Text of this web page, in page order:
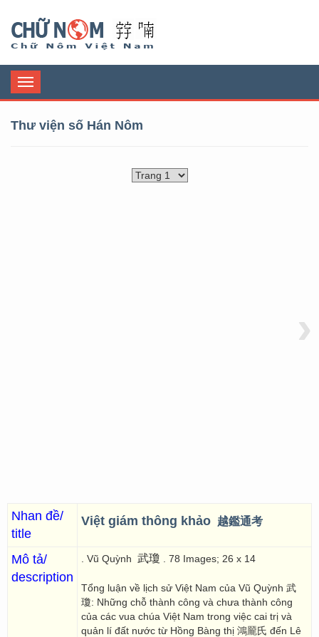
Toggle
navigation
Thư viện số Hán Nôm
›
Nhan đề/
title
Việt giám thông khảo 越鑑通考
Mô tả/
description
. Vũ Quỳnh 武瓊 . 78 Images; 26 x 14
Tổng luận về lịch sử Việt Nam của Vũ Quỳnh 武
瓊: Những chỗ thành công và chưa thành công
của các vua chúa Việt Nam trong việc cai trị và
quản lí đất nước từ Hồng Bàng thị 鴻龎氏 đến Lê